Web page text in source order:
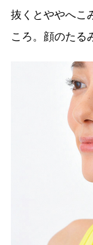
抜くとややへこ
ころ。顔のたる